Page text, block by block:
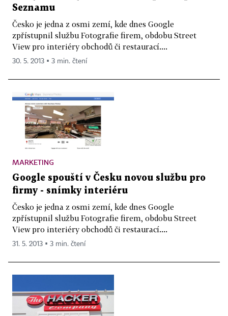
Seznamu
Česko je jedna z osmi zemí, kde dnes Google
zpřístupnil službu Fotografie firem, obdobu Street
View pro interiéry obchodů či restaurací....
30. 5. 2013 ▪ 3 min. čtení
MARKETING
Google spouští v Česku novou službu pro
firmy - snímky interiéru
Česko je jedna z osmi zemí, kde dnes Google
zpřístupnil službu Fotografie firem, obdobu Street
View pro interiéry obchodů či restaurací....
31. 5. 2013 ▪ 3 min. čtení